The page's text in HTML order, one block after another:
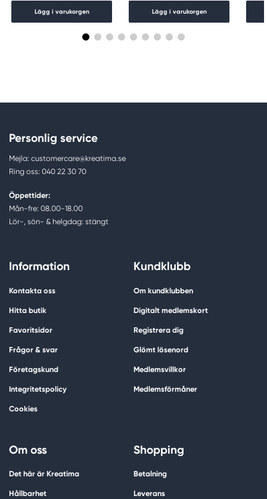
Lägg i varukorgen Lägg i varukorgen
Personlig service
Mejla: customercare@kreatima.se
Ring oss: 040 22 30 70
Öppettider:
Mån-fre: 08.00-18.00
Lör-, sön- & helgdag: stängt
Information
Kontakta oss
Hitta butik
Favoritsidor
Frågor & svar
Företagskund
Integritetspolicy
Cookies
Kundklubb
Om kundklubben
Digitalt medlemskort
Registrera dig
Glömt lösenord
Medlemsvillkor
Medlemsförmåner
Om oss
Det här är Kreatima
Hållbarhet
Shopping
Betalning
Leverans